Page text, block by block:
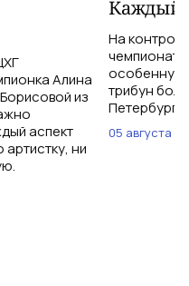
Алина
из
аспект
ни
Каждый
На
особенную
трибун
05 августа